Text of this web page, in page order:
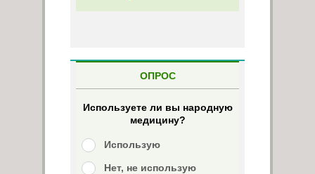
ОПРОС
Используете ли вы народную
медицину?
Использую
Нет, не использую